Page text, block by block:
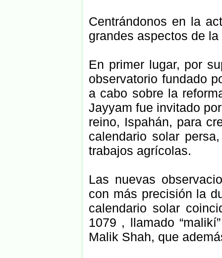
Centrándonos en la
grandes aspectos de
En primer lugar, por
observatorio fundado
a cabo sobre la
Jayyam fue invitado
reino, Ispahán, para
calendario solar
trabajos agrícolas.
Las nuevas
con más precisión la
calendario solar
1079 , llamado
Malik Shah, que